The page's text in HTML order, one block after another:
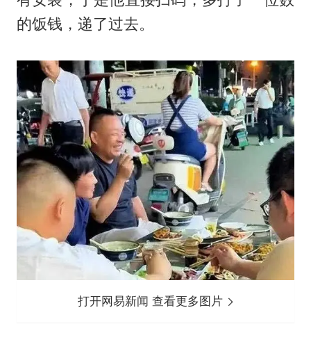
的饭钱，递了过去。
打开网易新闻 查看更多图片